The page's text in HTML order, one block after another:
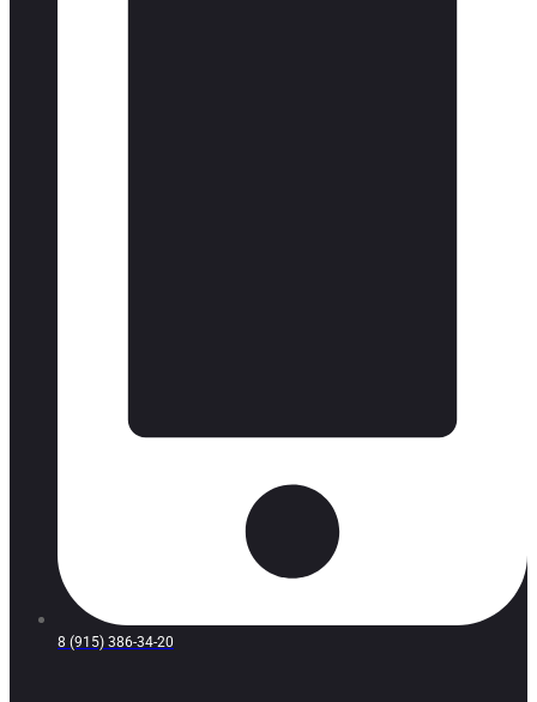
8 (915) 386-34-20